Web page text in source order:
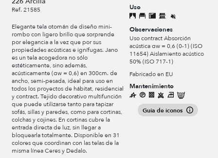
Ref. 21585
Elegante tela otomán de diseño mini-
rombo con ligero brillo que sorprende
por elegancia a la vez que por sus
propiedades acústicas e ignífugas. Jano
es un tela acogedora no sólo
estéticamente, sino además,
acústicamente (αw = 0,6) en 300cm. de
ancho, semi-pesada, ideal para uso en
todos los proyectos de hábitat, residencial
y contract. Tejido decorativo multifunción
que puede utilizarse tanto para tapizar
sofás, sillas y paredes, como para cortinas,
colchas y cojines. En cortinas cubre la
entrada directa de luz, sin llegar a
bloquearla totalmente. Disponible en 31
colores que coordinan con las telas de la
misma línea Ceres y Dedalo.
Uso
Observaciones
Uso contract Absorción
acústica αw = 0,6 (0-1) (ISO
11654) Aislamiento acústico
50% (ISO 717-1)
Fabricado en EU
Mantenimiento
Guía de iconos